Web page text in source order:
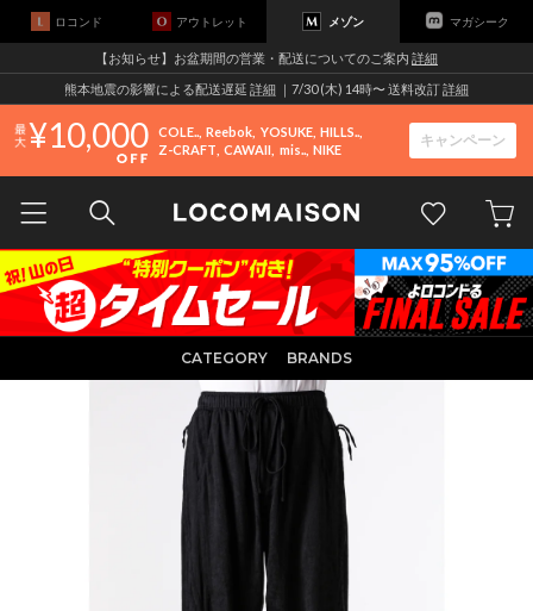
ロコンド アウトレット メゾン マガシーク
【お知らせ】お盆期間の営業・配送についてのご案内 詳細
熊本地震の影響による配送遅延 詳細 ｜7/30 (木) 14時〜 送料改訂詳細
10,000 COLE.. Reebok YOSUKE HILLS..
Z-CRAFT CAWAII mis.. NIKE
キャンペーン
CATEGORY BRANDS